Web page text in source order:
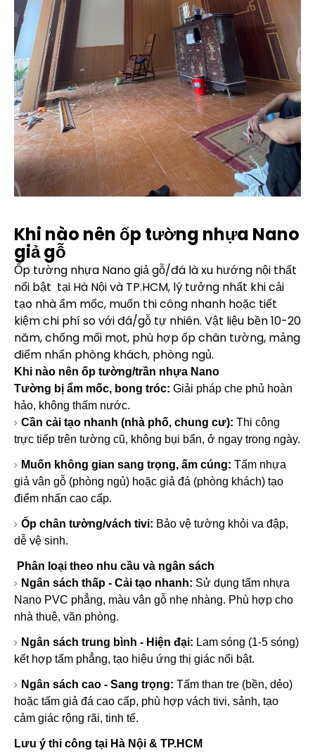
Khi nào nên ốp tường nhựa Nano
giả gỗ
Ốp tường nhựa Nano giả gỗ/đá là xu hướng nội thất
nổi bật tại Hà Nội và TP.HCM, lý tưởng nhất khi cải
tạo nhà ẩm mốc, muốn thi công nhanh hoặc tiết
kiệm chi phí so với đá/gỗ tự nhiên. Vật liệu bền 10-20
năm, chống mối mọt, phù hợp ốp chân tường, mảng
điểm nhấn phòng khách, phòng ngủ.
Khi nào nên ốp tường/trần nhựa Nano
Tường bị ẩm mốc, bong tróc: Giải pháp che phủ hoàn
hảo, không thấm nước.
Cần cải tạo nhanh (nhà phố, chung cư): Thi công
trực tiếp trên tường cũ, không bụi bẩn, ở ngay trong ngày.
Muốn không gian sang trọng, ấm cúng: Tấm nhựa
giả vân gỗ (phòng ngủ) hoặc giả đá (phòng khách) tạo
điểm nhấn cao cấp.
Ốp chân tường/vách tivi: Bảo vệ tường khỏi va đập,
dễ vệ sinh.
Phân loại theo nhu cầu và ngân sách
Ngân sách thấp - Cải tạo nhanh: Sử dụng tấm nhựa
Nano PVC phẳng, màu vân gỗ nhẹ nhàng. Phù hợp cho
nhà thuê, văn phòng.
Ngân sách trung bình - Hiện đại: Lam sóng (1-5 sóng)
kết hợp tấm phẳng, tạo hiệu ứng thị giác nổi bật.
Ngân sách cao - Sang trọng: Tấm than tre (bền, dẻo)
hoặc tấm giả đá cao cấp, phù hợp vách tivi, sảnh, tạo
cảm giác rộng rãi, tinh tế.
Lưu ý thi công tại Hà Nội & TP.HCM